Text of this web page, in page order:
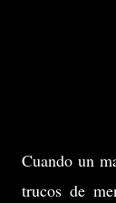
Cuando un
trucos de